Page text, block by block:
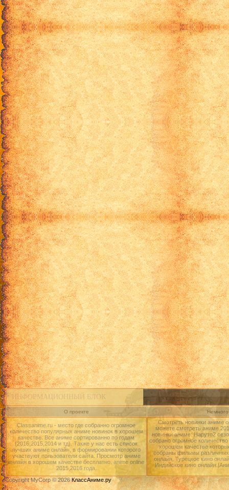
ИНФОРМАЦИОННЫЙ БЛОК
О проекте
Classanime.ru - место где собранно огромное
количество популярных аниме новинок в хорошем
качестве. Все аниме сортированно по годам
(2016,2015,2014 и тд). Также у нас есть список
лучших аниме онлайн, в формировании которого
участвуют пользователи сайта. Просмотр аниме
онлайн в хорошем качестве бесплатно. anime online
2015,2016 года.
Смотреть новинки аниме
можете смотреть аниме
новинки аниме: Наруто2
собрано огромное
хорошем качестве
собраны фильмы различных
онлайн, Турецкое кино
Индийское кино
Copyright MyCorp © 2026КлассАниме.ру